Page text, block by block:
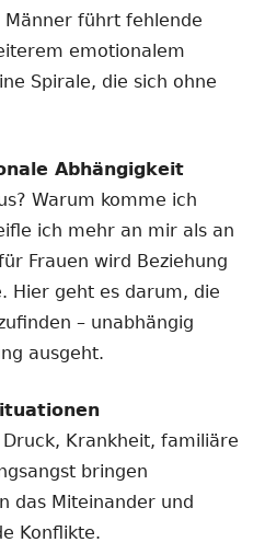
führt fehlende
emotionalem
Spirale, die sich ohne
Abhängigkeit
Warum komme ich
ich mehr an mir als an
Frauen wird Beziehung
Hier geht es darum, die
– unabhängig
ausgeht.
Krankheit, familiäre
bringen
das Miteinander und
Konflikte.